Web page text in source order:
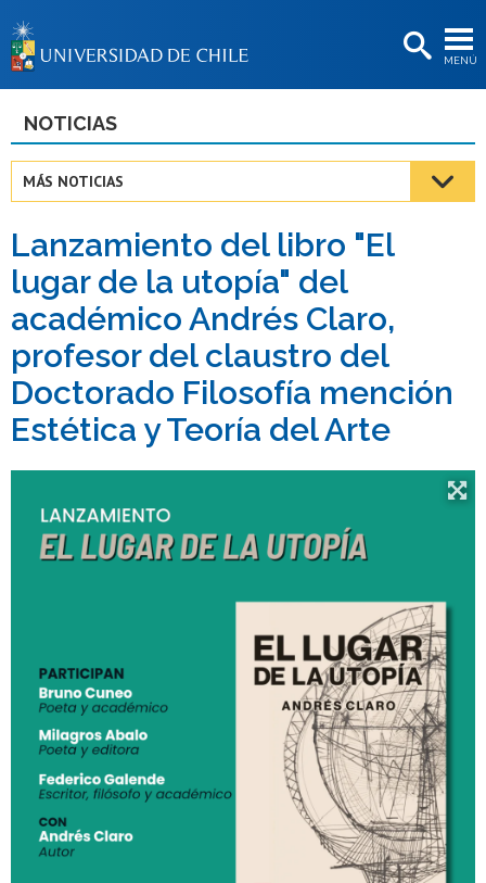
MENÚ
BIBLIOTECAS
Estudiantes
Académicas/os
Funcionarias/os
Egresadas/os
NOTICIAS
MÁS NOTICIAS
Lanzamiento del libro "El
lugar de la utopía" del
académico Andrés Claro,
profesor del claustro del
Doctorado Filosofía mención
Estética y Teoría del Arte